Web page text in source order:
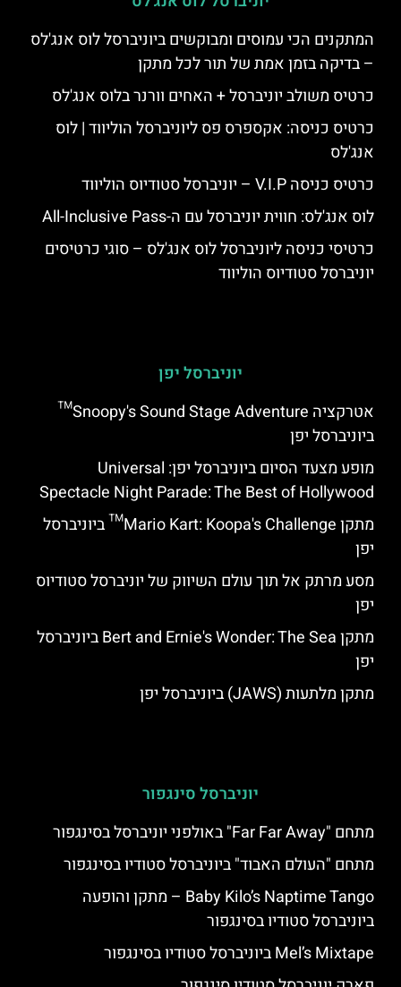
המתקנים הכי עמוסים ומבוקשים ביוניברסל לוס אנג'לס
– בדיקה בזמן אמת של תור לכל מתקן
כרטיס משולב יוניברסל + האחים וורנר בלוס אנג'לס
כרטיס כניסה: אקספרס פס ליוניברסל הוליווד | לוס
אנג'לס
כרטיס כניסה V.I.P – יוניברסל סטודיוס הוליווד
לוס אנג'לס: חווית יוניברסל עם ה-All-Inclusive Pass
כרטיסי כניסה ליוניברסל לוס אנג'לס – סוגי כרטיסים
יוניברסל סטודיוס הוליווד
יוניברסל יפן
אטרקציה Snoopy's Sound Stage Adventure™
ביוניברסל יפן
מופע מצעד הסיום ביוניברסל יפן: Universal
Spectacle Night Parade: The Best of Hollywood
מתקן Mario Kart: Koopa's Challenge™ ביוניברסל
יפן
מסע מרתק אל תוך עולם השיווק של יוניברסל סטודיוס
יפן
מתקן Bert and Ernie's Wonder: The Sea ביוניברסל
יפן
מתקן מלתעות (JAWS) ביוניברסל יפן
יוניברסל סינגפור
מתחם "Far Far Away" באולפני יוניברסל בסינגפור
מתחם "העולם האבוד" ביוניברסל סטודיו בסינגפור
Baby Kilo’s Naptime Tango – מתקן והופעה
ביוניברסל סטודיו בסינגפור
Mel’s Mixtape ביוניברסל סטודיו בסינגפור